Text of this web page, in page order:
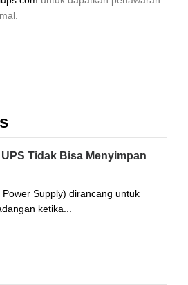
Tidak Bisa Menyimpan
Supply) dirancang untuk
ketika...